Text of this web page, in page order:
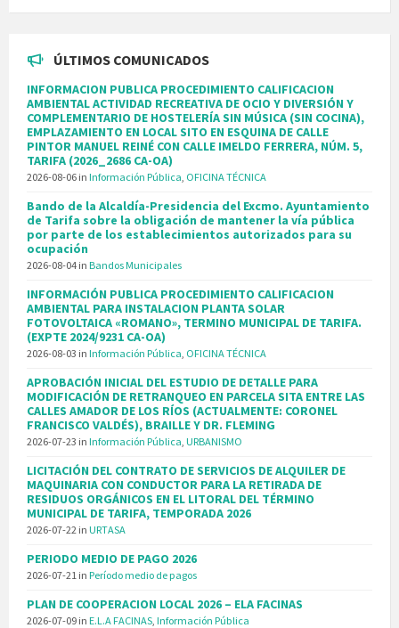
ÚLTIMOS COMUNICADOS
INFORMACION PUBLICA PROCEDIMIENTO CALIFICACION
AMBIENTAL ACTIVIDAD RECREATIVA DE OCIO Y DIVERSIÓN Y
COMPLEMENTARIO DE HOSTELERÍA SIN MÚSICA (SIN COCINA),
EMPLAZAMIENTO EN LOCAL SITO EN ESQUINA DE CALLE
PINTOR MANUEL REINÉ CON CALLE IMELDO FERRERA, NÚM. 5,
TARIFA (2026_2686 CA-OA)
2026-08-06 in Información Pública OFICINA TÉCNICA
Bando de la Alcaldía-Presidencia del Excmo. Ayuntamiento
de Tarifa sobre la obligación de mantener la vía pública
por parte de los establecimientos autorizados para su
ocupación
2026-08-04 in Bandos Municipales
INFORMACIÓN PUBLICA PROCEDIMIENTO CALIFICACION
AMBIENTAL PARA INSTALACION PLANTA SOLAR
FOTOVOLTAICA «ROMANO», TERMINO MUNICIPAL DE TARIFA.
(EXPTE 2024/9231 CA-OA)
2026-08-03 in Información Pública OFICINA TÉCNICA
APROBACIÓN INICIAL DEL ESTUDIO DE DETALLE PARA
MODIFICACIÓN DE RETRANQUEO EN PARCELA SITA ENTRE LAS
CALLES AMADOR DE LOS RÍOS (ACTUALMENTE: CORONEL
FRANCISCO VALDÉS), BRAILLE Y DR. FLEMING
2026-07-23 in Información Pública URBANISMO
LICITACIÓN DEL CONTRATO DE SERVICIOS DE ALQUILER DE
MAQUINARIA CON CONDUCTOR PARA LA RETIRADA DE
RESIDUOS ORGÁNICOS EN EL LITORAL DEL TÉRMINO
MUNICIPAL DE TARIFA, TEMPORADA 2026
2026-07-22 in URTASA
PERIODO MEDIO DE PAGO 2026
2026-07-21 in Período medio de pagos
PLAN DE COOPERACION LOCAL 2026 – ELA FACINAS
2026-07-09 in E.L.A FACINAS Información Pública